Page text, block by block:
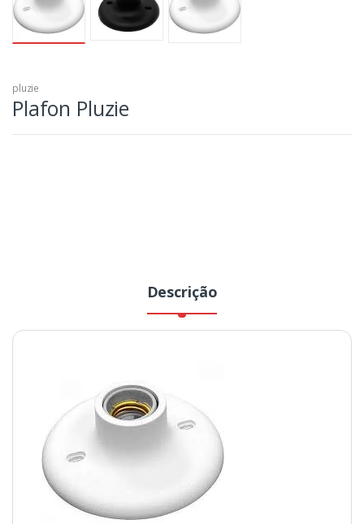
pluzie
Plafon Pluzie
Descrição